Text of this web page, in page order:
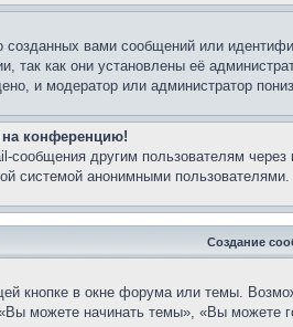
вами сообщений или
так как они установлены её
и модератор или администратор
на конференцию!
сообщения другим пользователям
системой анонимными пользователями.
Создание
кнопке в окне форума или темы.
можете начинать темы», «Вы можете